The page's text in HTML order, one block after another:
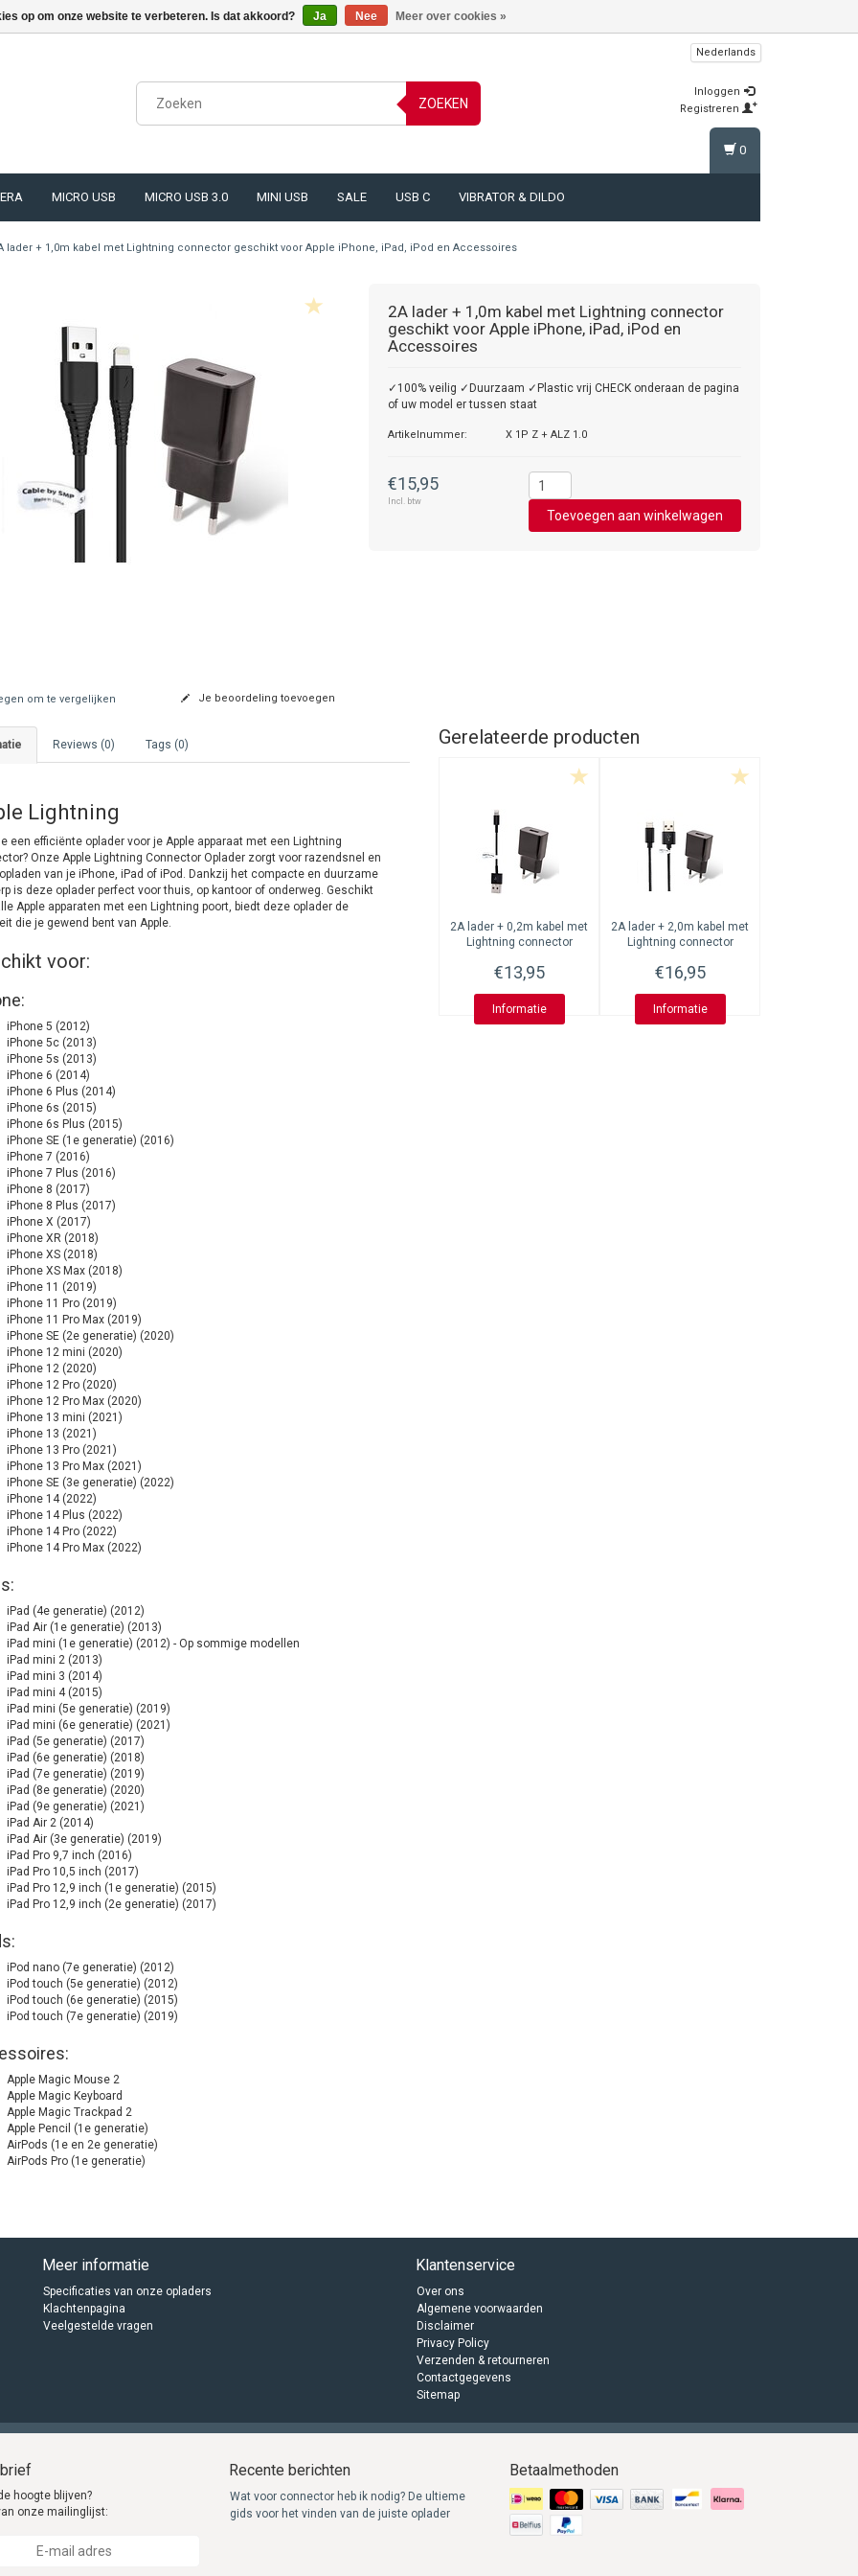
ZOEKEN
Nederlands
Inloggen
Registreren
MICRO USB MICRO USB 3.0 MINI USB SALE USB C VIBRATOR & DILDO
0
lader + 1,0m kabel met Lightning connector geschikt voor Apple iPhone, iPad, iPod en Accessoires
2A lader + 1,0m kabel met Lightning connector
geschikt voor Apple iPhone, iPad, iPod en
Accessoires
✓100% veilig ✓Duurzaam ✓Plastic vrij CHECK onderaan de pagina
of uw model er tussen staat
Artikelnummer: X 1P Z + ALZ 1.0
€15,95
Incl. btw
om te vergelijken Je beoordeling toevoegen
Reviews (0) Tags (0)
Lightning
een efficiënte oplader voor je Apple apparaat met een Lightning
Onze Apple Lightning Connector Oplader zorgt voor razendsnel en
van je iPhone, iPad of iPod. Dankzij het compacte en duurzame
is deze oplader perfect voor thuis, op kantoor of onderweg. Geschikt
Apple apparaten met een Lightning poort, biedt deze oplader de
die je gewend bent van Apple.
voor:
iPhone 5 (2012)
iPhone 5c (2013)
iPhone 5s (2013)
iPhone 6 (2014)
iPhone 6 Plus (2014)
iPhone 6s (2015)
iPhone 6s Plus (2015)
iPhone SE (1e generatie) (2016)
iPhone 7 (2016)
iPhone 7 Plus (2016)
iPhone 8 (2017)
iPhone 8 Plus (2017)
iPhone X (2017)
iPhone XR (2018)
iPhone XS (2018)
iPhone XS Max (2018)
iPhone 11 (2019)
iPhone 11 Pro (2019)
iPhone 11 Pro Max (2019)
iPhone SE (2e generatie) (2020)
iPhone 12 mini (2020)
iPhone 12 (2020)
iPhone 12 Pro (2020)
iPhone 12 Pro Max (2020)
iPhone 13 mini (2021)
iPhone 13 (2021)
iPhone 13 Pro (2021)
iPhone 13 Pro Max (2021)
iPhone SE (3e generatie) (2022)
iPhone 14 (2022)
iPhone 14 Plus (2022)
iPhone 14 Pro (2022)
iPhone 14 Pro Max (2022)
iPad (4e generatie) (2012)
iPad Air (1e generatie) (2013)
iPad mini (1e generatie) (2012) - Op sommige modellen
iPad mini 2 (2013)
iPad mini 3 (2014)
iPad mini 4 (2015)
iPad mini (5e generatie) (2019)
iPad mini (6e generatie) (2021)
iPad (5e generatie) (2017)
iPad (6e generatie) (2018)
iPad (7e generatie) (2019)
iPad (8e generatie) (2020)
iPad (9e generatie) (2021)
iPad Air 2 (2014)
iPad Air (3e generatie) (2019)
iPad Pro 9,7 inch (2016)
iPad Pro 10,5 inch (2017)
iPad Pro 12,9 inch (1e generatie) (2015)
iPad Pro 12,9 inch (2e generatie) (2017)
iPod nano (7e generatie) (2012)
iPod touch (5e generatie) (2012)
iPod touch (6e generatie) (2015)
iPod touch (7e generatie) (2019)
Apple Magic Mouse 2
Apple Magic Keyboard
Apple Magic Trackpad 2
Apple Pencil (1e generatie)
AirPods (1e en 2e generatie)
AirPods Pro (1e generatie)
Gerelateerde producten
2A lader + 0,2m kabel met
Lightning connector
iPhone, iPad, iPod en
€13,95
Informatie
2A lader + 2,0m kabel met
Lightning connector
iPhone, iPad, iPod en
€16,95
Informatie
Meer informatie
Specificaties van onze opladers
Klachtenpagina
Veelgestelde vragen
Klantenservice
Over ons
Algemene voorwaarden
Disclaimer
Privacy Policy
Verzenden & retourneren
Contactgegevens
Sitemap
hoogte blijven?
onze mailinglijst:
Recente berichten
Wat voor connector heb ik nodig? De ultieme
gids voor het vinden van de juiste oplader
Betaalmethoden
op om onze website te verbeteren. Is dat akkoord? Ja Nee Meer over cookies »